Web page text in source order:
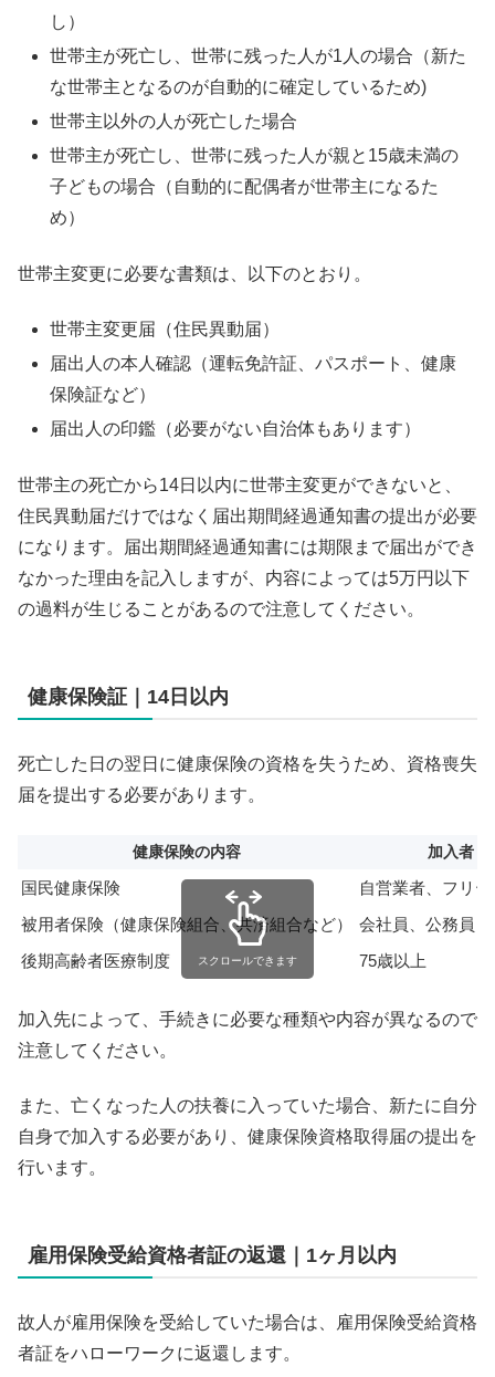
し）
世帯主が死亡し、世帯に残った人が1人の場合（新た
な世帯主となるのが自動的に確定しているため)
世帯主以外の人が死亡した場合
世帯主が死亡し、世帯に残った人が親と15歳未満の
子どもの場合（自動的に配偶者が世帯主になるた
め）
世帯主変更に必要な書類は、以下のとおり。
世帯主変更届（住民異動届）
届出人の本人確認（運転免許証、パスポート、健康
保険証など）
届出人の印鑑（必要がない自治体もあります）
世帯主の死亡から14日以内に世帯主変更ができないと、
住民異動届だけではなく届出期間経過通知書の提出が必要
になります。届出期間経過通知書には期限まで届出ができ
なかった理由を記入しますが、内容によっては5万円以下
の過料が生じることがあるので注意してください。
健康保険証｜14日以内
死亡した日の翌日に健康保険の資格を失うため、資格喪失
届を提出する必要があります。
健康保険の内容 加入者
国民健康保険
自営業者、フリ
被用者保険（健康保険組合、共済組合など）
会社員、公務員
後期高齢者医療制度
75歳以上
スクロールできます
加入先によって、手続きに必要な種類や内容が異なるので
注意してください。
また、亡くなった人の扶養に入っていた場合、新たに自分
自身で加入する必要があり、健康保険資格取得届の提出を
行います。
雇用保険受給資格者証の返還｜1ヶ月以内
故人が雇用保険を受給していた場合は、雇用保険受給資格
者証をハローワークに返還します。